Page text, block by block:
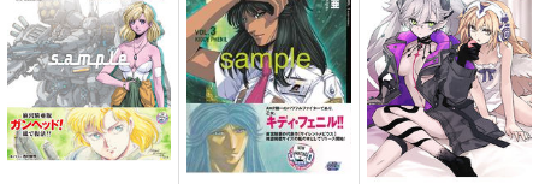
8月4日掲載 8月4日掲載
8月3日掲載 8月3日掲載